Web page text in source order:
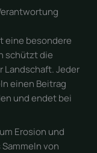
eine besondere
schützt die
Landschaft. Jeder
einen Beitrag
und endet bei
Erosion und
von